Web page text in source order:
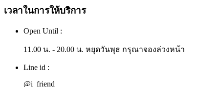
เวลาในการให้บริการ
Open Until :
11.00 น. - 20.00 น. หยุดวันพุธ กรุณาจองล่วงหน้า
Line id :
@i_friend